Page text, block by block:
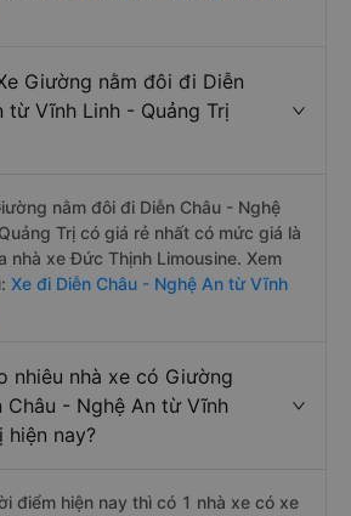
Giường nằm đôi đi Diễn
từ Vĩnh Linh - Quảng Trị
nằm đôi đi Diễn Châu - Nghệ
Trị có giá rẻ nhất có mức giá là
nhà xe Đức Thịnh Limousine. Xem
Xe đi Diễn Châu - Nghệ An từ Vĩnh
nhiêu nhà xe có Giường
Châu - Nghệ An từ Vĩnh
hiện nay?
điểm hiện nay thì có 1 nhà xe có xe